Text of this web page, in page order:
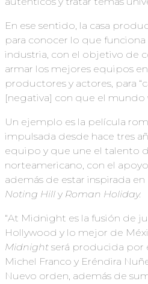
En ese sentido, la casa
para conocer lo que
industria, con el objetivo de
armar los mejores equipos
productores y actores, para
[negativa] con que el mundo
Un ejemplo es la película
impulsada desde hace tres
equipo y que une el talento
norteamericano, con el
además de estar inspirada
Noting Hill y Roman Holiday.
“At Midnight es la fusión de
Hollywood y lo mejor de
Midnight será producida por
Michel Franco y Eréndira
Nuevo orden, además de